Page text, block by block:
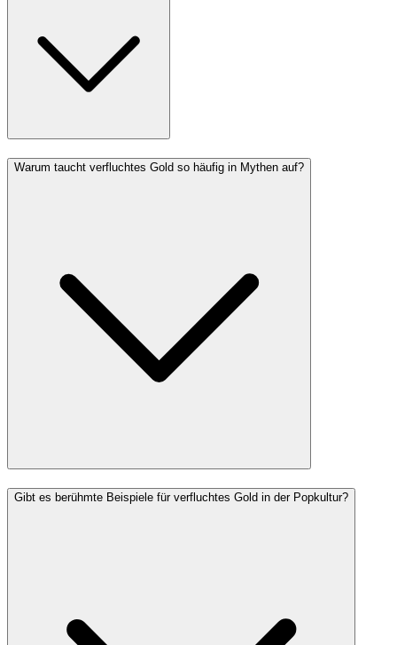
Warum taucht verfluchtes Gold so häufig in Mythen auf?
Gibt es berühmte Beispiele für verfluchtes Gold in der Popkultur?